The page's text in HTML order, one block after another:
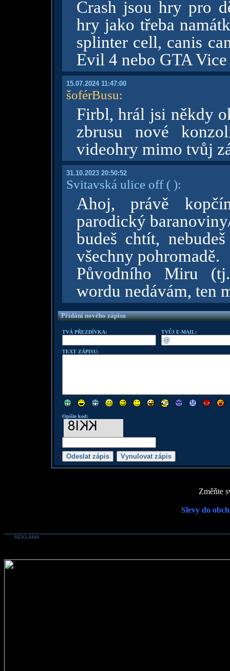
Crash jsou hry pro
hry jako třeba
splinter cell, canis
Evil 4 nebo GTA
15.07.2024 11:47:00
šoférBusu:
Firbl, hrál jsi někdy
zbrusu nové
videohry mimo tvůj
31.10.2023 20:50:52
Svitavská ulice off( ):
Ahoj, právě
parodický
budeš chtít,
všechny pohromadě.
Původního Miru
wordu nedávám, ten
Přidání nového zápisu
TVÁ PŘEZDÍVKA: TVŮJ E-MAIL:
TEXT ZÁPISU:
Opište kod:
Změňte
Slevy do
REKLAMA